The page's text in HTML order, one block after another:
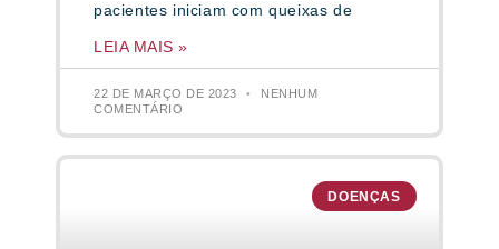
pacientes iniciam com queixas de
LEIA MAIS »
22 DE MARÇO DE 2023
NENHUM
COMENTÁRIO
DOENÇAS